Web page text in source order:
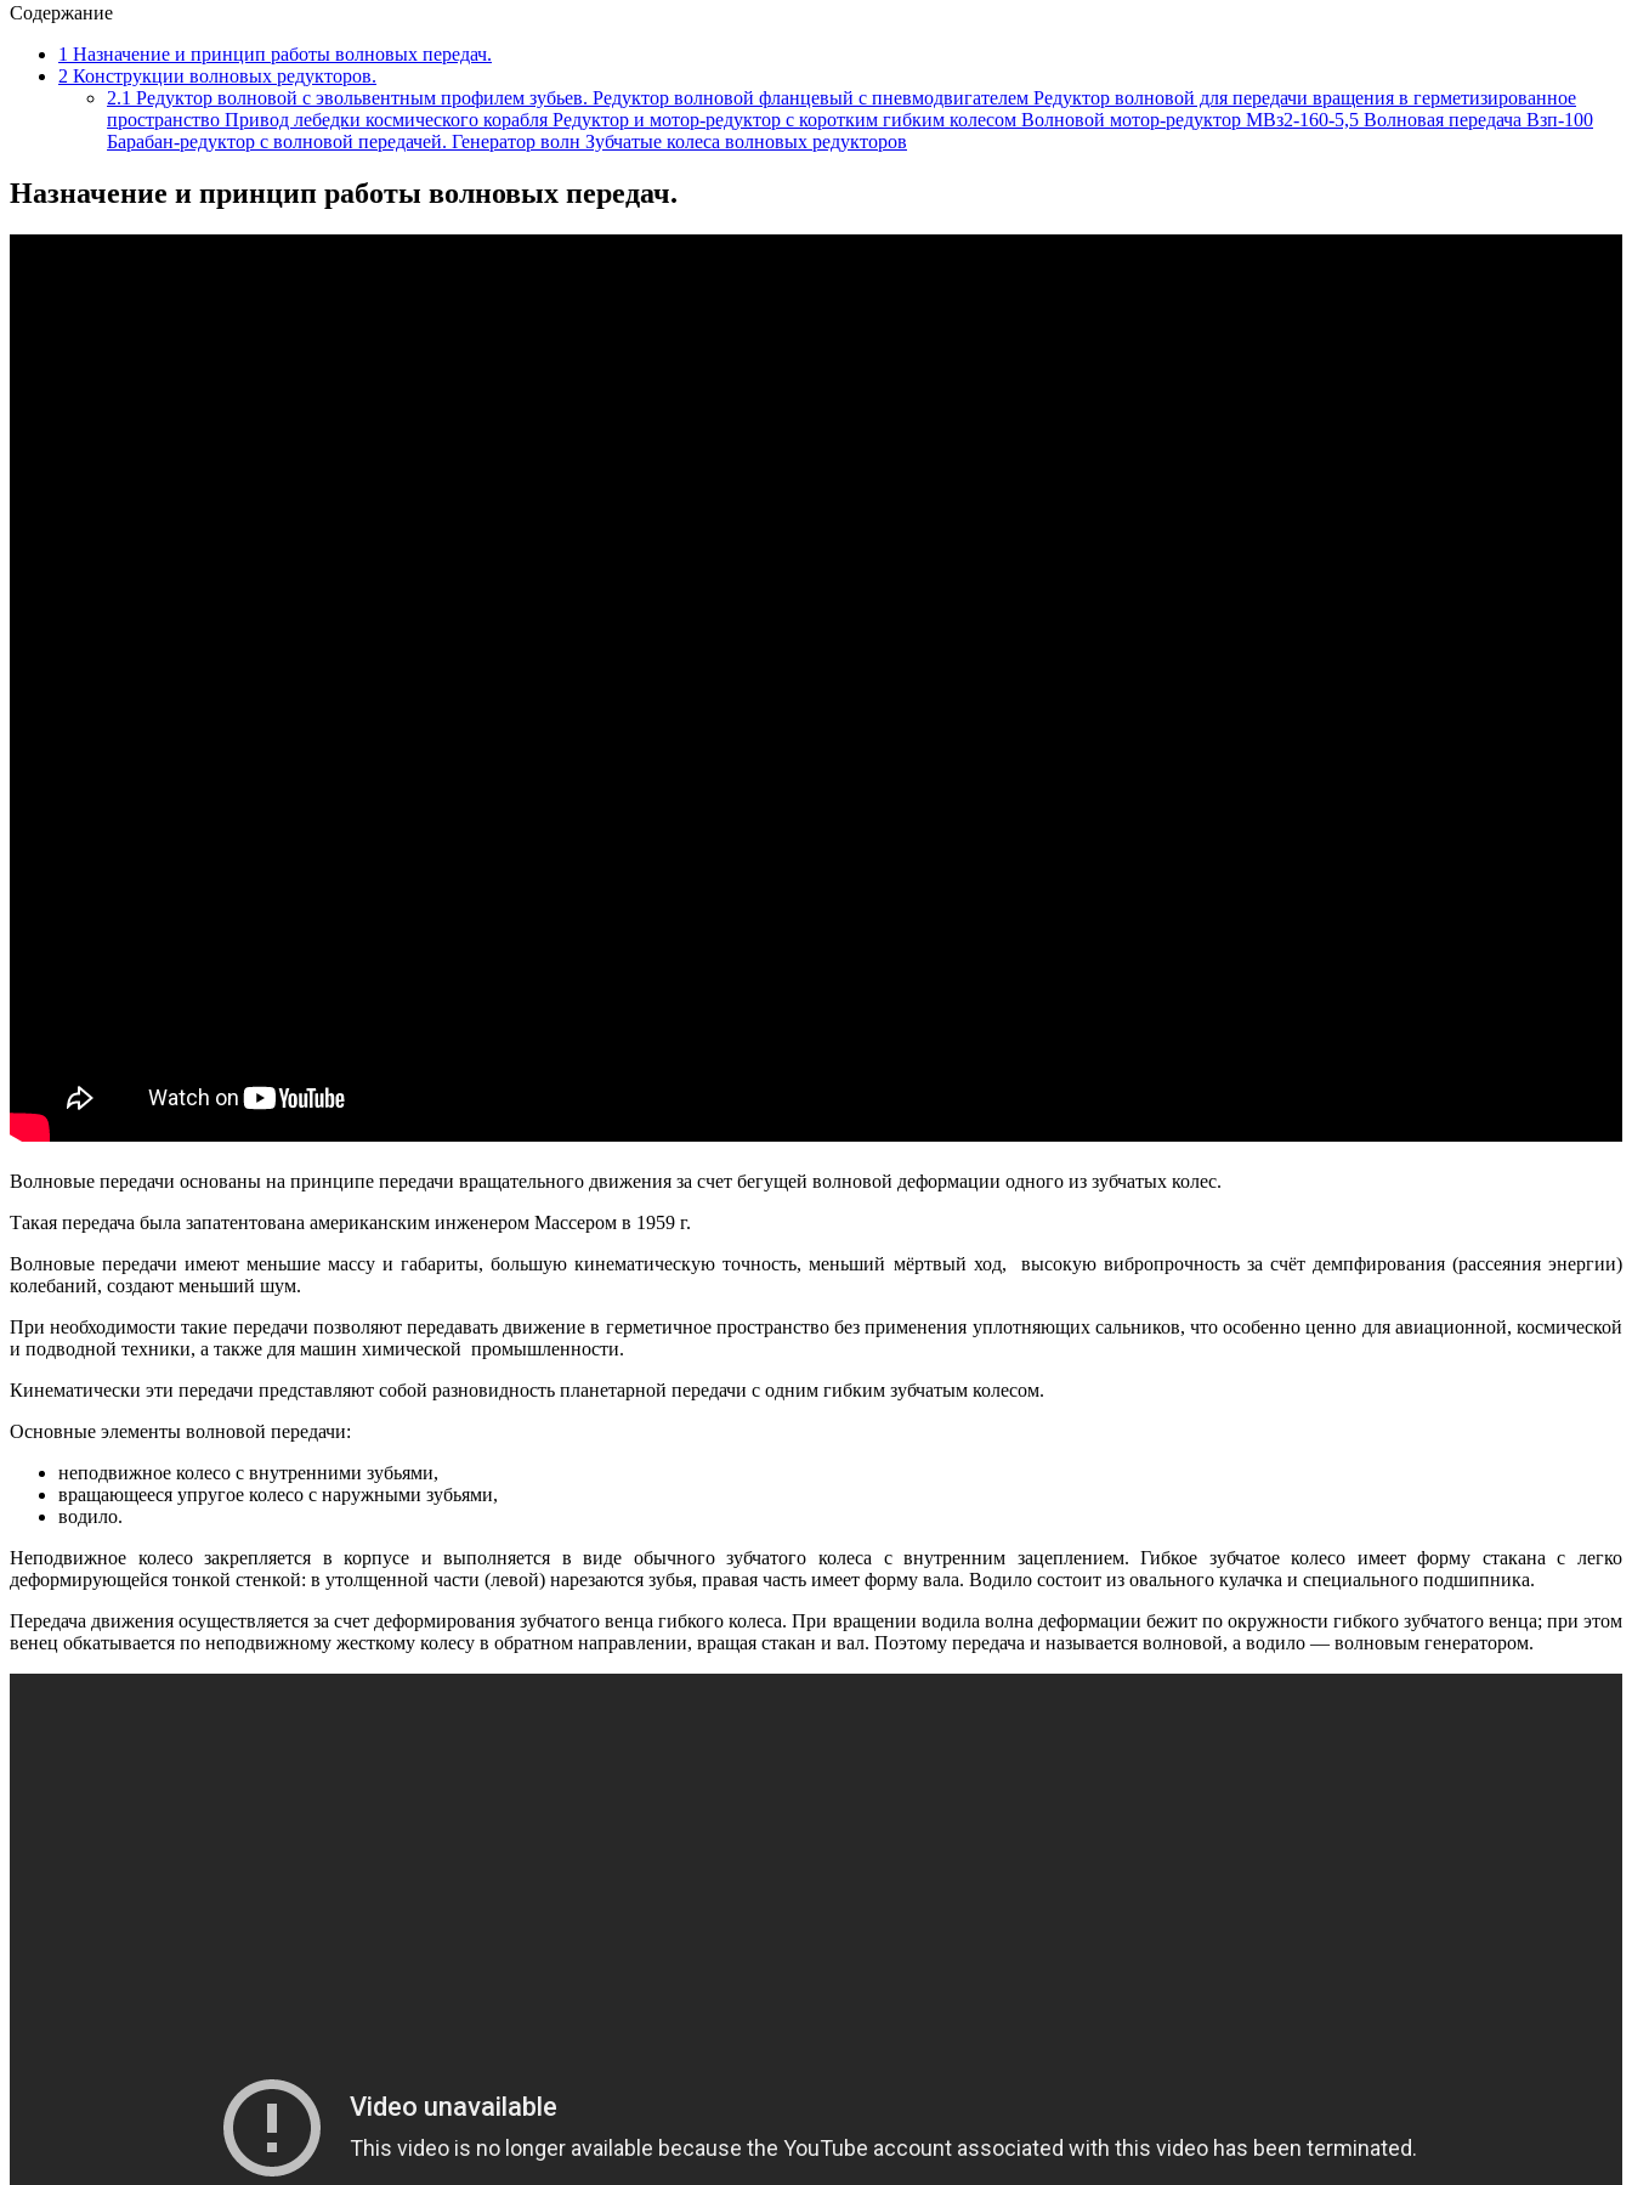
Содержание
1 Назначение и принцип работы волновых передач.
2 Конструкции волновых редукторов.
2.1 Редуктор волновой с эвольвентным профилем зубьев. Редуктор волновой фланцевый с пневмодвигателем Редуктор волновой для передачи вращения в герметизированное
пространство Привод лебедки космического корабля Редуктор и мотор-редуктор с коротким гибким колесом Волновой мотор-редуктор МВз2-160-5,5 Волновая передача Взп-100
Барабан-редуктор с волновой передачей. Генератор волн Зубчатые колеса волновых редукторов
Назначение и принцип работы волновых передач.
Волновые передачи основаны на принципе передачи вращательного движения за счет бегущей волновой деформации одного из зубчатых колес.
Такая передача была запатентована американским инженером Массером в 1959 г.
Волновые передачи имеют меньшие массу и габариты, большую кинематическую точность, меньший мёртвый ход, высокую вибропрочность за счёт демпфирования (рассеяния энергии)
колебаний, создают меньший шум.
При необходимости такие передачи позволяют передавать движение в герметичное пространство без применения уплотняющих сальников, что особенно ценно для авиационной, космической
и подводной техники, а также для машин химической промышленности.
Кинематически эти передачи представляют собой разновидность плане­тарной передачи с одним гибким зубчатым колесом.
Основные элементы волновой передачи:
неподвижное колесо с внут­ренними зубьями,
вращающееся упругое колесо с наружными зубьями,
водило.
Неподвижное колесо закрепляется в корпусе и выполняется в виде обычного зубчатого колеса с внутренним зацеплением. Гибкое зубча­тое колесо имеет форму стакана с легко
деформирующейся тонкой стенкой: в утолщенной части (левой) нарезаются зубья, правая часть имеет форму вала. Водило состоит из овального кулачка и специального подшипника.
Передача движения осуществляется за счет деформирования зубчатого венца гибкого колеса. При вращении водила волна деформации бежит по окружности гибкого зубчатого венца; при этом
венец обкатывается по не­подвижному жесткому колесу в обратном направлении, вращая стакан и вал. Поэтому передача и называется волновой, а водило — волновым генератором.